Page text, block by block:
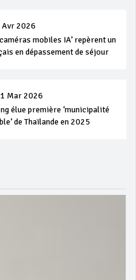
Avr 2026
mobiles IA’ repèrent un
en dépassement de séjour
Mar 2026
élue première ‘municipalité
de Thaïlande en 2025